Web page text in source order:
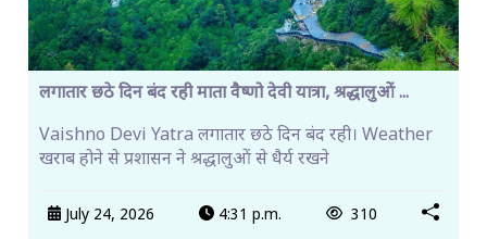
लगातार छठे दिन बंद रही माता वैष्णो देवी यात्रा, श्रद्धालुओं ...
Vaishno Devi Yatra लगातार छठे दिन बंद रही। Weather
खराब होने से प्रशासन ने श्रद्धालुओं से धैर्य रखने
July 24, 2026 4:31 p.m. 310